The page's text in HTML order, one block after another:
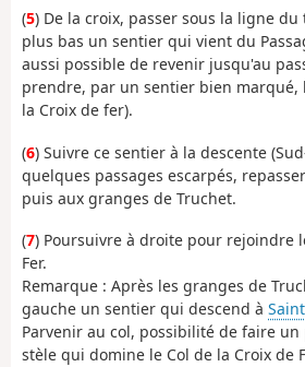
(5) De la croix, passer sous la ligne
plus bas un sentier qui vient du
aussi possible de revenir jusqu'au
prendre, par un sentier bien marqué,
la Croix de fer).
(6) Suivre ce sentier à la descente
quelques passages escarpés,
puis aux granges de Truchet.
(7) Poursuivre à droite pour rejoindre
Fer.
Remarque : Après les granges de
gauche un sentier qui descend à
Parvenir au col, possibilité de faire
stèle qui domine le Col de la Croix de